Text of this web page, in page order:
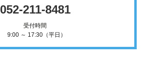
052-211-8481
受付時間
9:00 ～ 17:30（平日）